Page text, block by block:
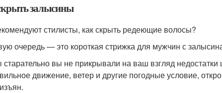
залысины
стилисты, как скрыть редеющие волосы?
очередь — это короткая стрижка для мужчин с
старательно вы не прикрывали на ваш взгляд
движение, ветер и другие погодные условие,